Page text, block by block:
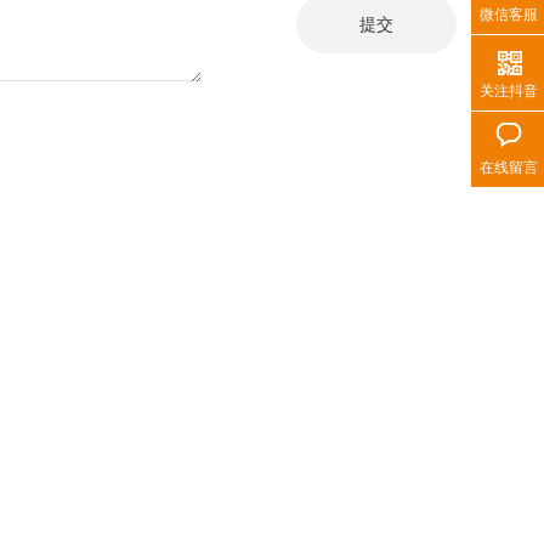
微信客服
关注抖音
在线留言